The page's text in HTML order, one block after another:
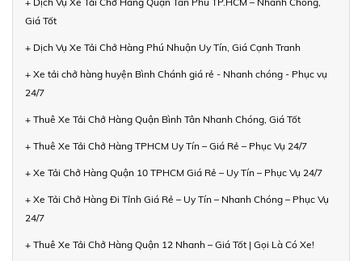
Giá Tốt
+ Dịch Vụ Xe Tải Chở Hàng Phú Nhuận Uy Tín, Giá Cạnh Tranh
+ Xe tải chở hàng huyện Bình Chánh giá rẻ - Nhanh chóng - Phục vụ
24/7
+ Thuê Xe Tải Chở Hàng Quận Bình Tân Nhanh Chóng, Giá Tốt
+ Thuê Xe Tải Chở Hàng TPHCM Uy Tín – Giá Rẻ – Phục Vụ 24/7
+ Xe Tải Chở Hàng Quận 10 TPHCM Giá Rẻ – Uy Tín – Phục Vụ 24/7
+ Xe Tải Chở Hàng Đi Tỉnh Giá Rẻ – Uy Tín – Nhanh Chóng – Phục Vụ
24/7
+ Thuê Xe Tải Chở Hàng Quận 12 Nhanh – Giá Tốt | Gọi Là Có Xe!